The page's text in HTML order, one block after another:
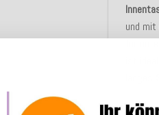
und mit
für
ist